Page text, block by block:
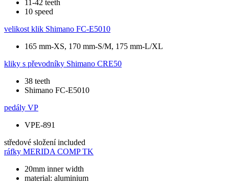
11-42 teeth
10 speed
velikost klik Shimano FC-E5010
165 mm-XS, 170 mm-S/M, 175 mm-L/XL
kliky s převodníky Shimano CRE50
38 teeth
Shimano FC-E5010
pedály VP
VPE-891
středové složení included
ráfky MERIDA COMP TK
20mm inner width
material: aluminium